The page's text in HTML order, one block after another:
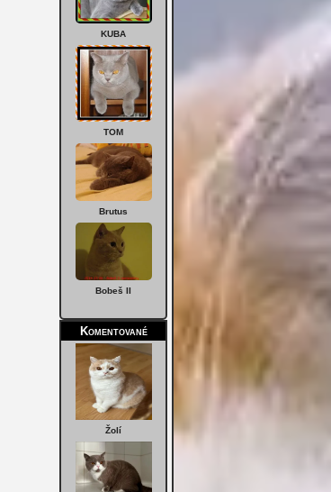
KUBA
TOM
Brutus
Bobeš II
Komentované
Žolí